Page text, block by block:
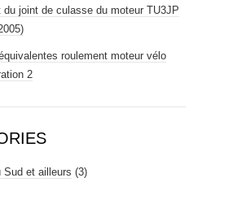
du joint de culasse du moteur TU3JP
roulement moteur vélo
2
Sud et ailleurs (3)